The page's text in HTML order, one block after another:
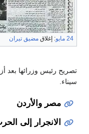
24 مايو : إغلاق مضيق تيران
تصريح رئيس وزرائها بعد
سيناء.
مصر والأردن
الانجرار إلى